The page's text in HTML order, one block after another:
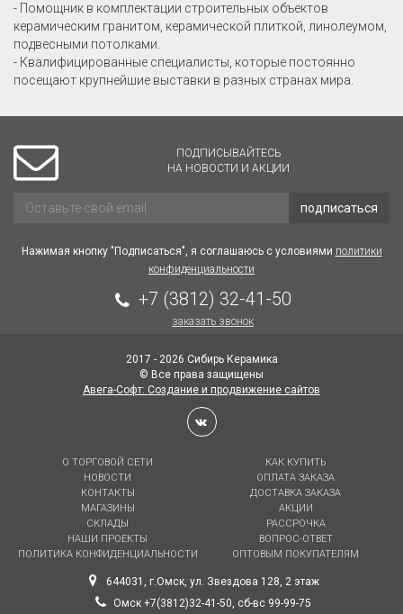
- Помощник в комплектации строительных объектов
керамическим гранитом, керамической плиткой, линолеумом,
подвесными потолками.
- Квалифицированные специалисты, которые постоянно
посещают крупнейшие выставки в разных странах мира.
ПОДПИСЫВАЙТЕСЬ
НА НОВОСТИ И АКЦИИ
подписаться
Нажимая кнопку "Подписаться", я соглашаюсь с условиями политики
конфиденциальности
+7 (3812) 32-41-50
заказать звонок
2017 - 2026 Сибирь Керамика
© Все права защищены
Авега-Софт: Создание и продвижение сайтов
О ТОРГОВОЙ СЕТИ
НОВОСТИ
КОНТАКТЫ
МАГАЗИНЫ
СКЛАДЫ
НАШИ ПРОЕКТЫ
ПОЛИТИКА КОНФИДЕНЦИАЛЬНОСТИ
КАК КУПИТЬ
ОПЛАТА ЗАКАЗА
ДОСТАВКА ЗАКАЗА
АКЦИИ
РАССРОЧКА
ВОПРОС-ОТВЕТ
ОПТОВЫМ ПОКУПАТЕЛЯМ
644031, г.Омск, ул. Звездова 128, 2 этаж
Омск +7(3812)32-41-50, сб-вс 99-99-75